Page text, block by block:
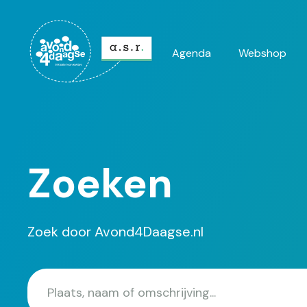
Agenda Webshop
Zoeken
Zoek door Avond4Daagse.nl